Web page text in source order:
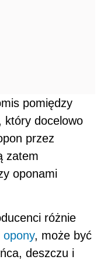
pomiędzy
który docelowo
przez
zatem
oponami
różnie
opony, może być
deszczu i